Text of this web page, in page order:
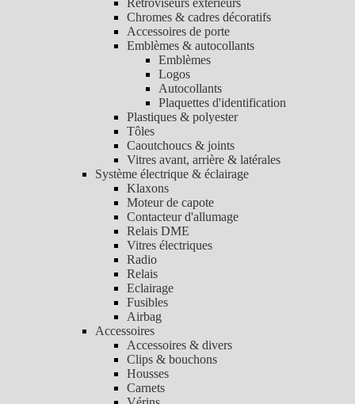
Rétroviseurs extérieurs
Chromes & cadres décoratifs
Accessoires de porte
Emblèmes & autocollants
Emblèmes
Logos
Autocollants
Plaquettes d'identification
Plastiques & polyester
Tôles
Caoutchoucs & joints
Vitres avant, arrière & latérales
Système électrique & éclairage
Klaxons
Moteur de capote
Contacteur d'allumage
Relais DME
Vitres électriques
Radio
Relais
Eclairage
Fusibles
Airbag
Accessoires
Accessoires & divers
Clips & bouchons
Housses
Carnets